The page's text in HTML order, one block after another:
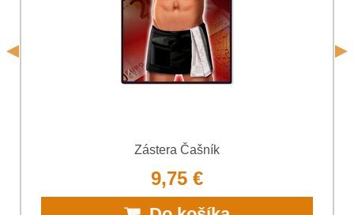
Zástera Čašník
9,75 €